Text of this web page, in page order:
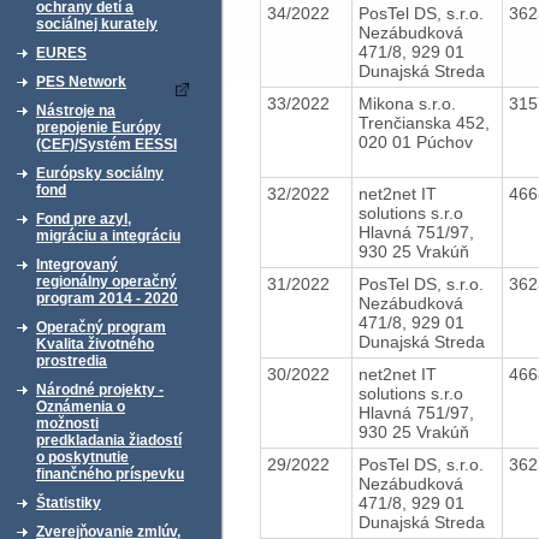
ochrany detí a
sociálnej kurately
EURES
PES Network
Nástroje na
prepojenie Európy
(CEF)/Systém EESSI
Európsky sociálny
fond
Fond pre azyl,
migráciu a integráciu
Integrovaný
regionálny operačný
program 2014 - 2020
Operačný program
Kvalita životného
prostredia
Národné projekty -
Oznámenia o
možnosti
predkladania žiadostí
o poskytnutie
finančného príspevku
Štatistiky
Zverejňovanie zmlúv,
34/2022
PosTel DS, s.r.o.
Nezábudková
471/8, 929 01
Dunajská Streda
33/2022
Mikona s.r.o.
Trenčianska 452,
020 01 Púchov
32/2022
net2net IT
solutions s.r.o
Hlavná 751/97,
930 25 Vrakúň
31/2022
PosTel DS, s.r.o.
Nezábudková
471/8, 929 01
Dunajská Streda
30/2022
net2net IT
solutions s.r.o
Hlavná 751/97,
930 25 Vrakúň
29/2022
PosTel DS, s.r.o.
Nezábudková
471/8, 929 01
Dunajská Streda